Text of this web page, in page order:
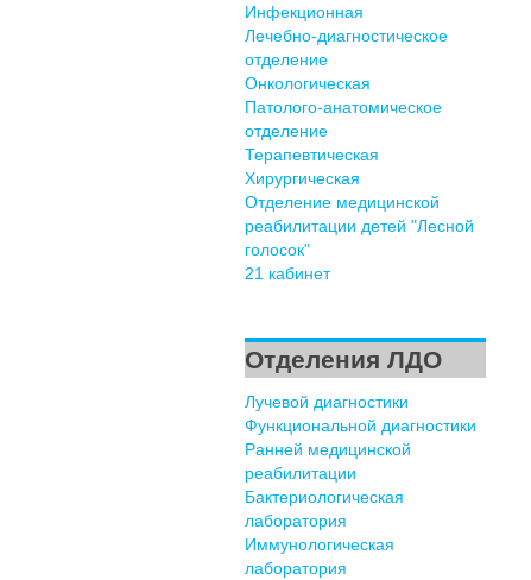
Инфекционная
Лечебно-диагностическое
отделение
Онкологическая
Патолого-анатомическое
отделение
Терапевтическая
Хирургическая
Отделение медицинской
реабилитации детей "Лесной
голосок"
21 кабинет
Отделения ЛДО
Лучевой диагностики
Функциональной диагностики
Ранней медицинской
реабилитации
Бактериологическая
лаборатория
Иммунологическая
лаборатория